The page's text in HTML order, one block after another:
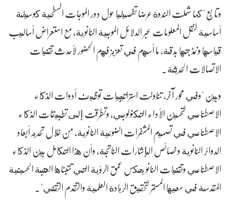
وتابع "كما شملت الندوة عرضا تفصيليا حول دور الموجات السطحية كوسيلة
أساسية لنقل المعلومات عبر الدلائل الموجية النانوية، مع استعراض أساليب
قياسها ونمذجتها بدقة، ما أسهم في تعزيز فهم الحضور لأحدث تقنيات
الاتصالات الحديثة.
وبين "وفي محور آخر، تناولت استراتيجيات توظيف أدوات الذكاء
الاصطناعي لتحسين الأداء التكنولوجي، وتطرقت إلى تطبيقات الذكاء
الاصطناعي في تصميم المشفرات الضوئية النانوية، من خلال تحديد أبعاد
الدوائر النانوية وخصائص الإشارات الناتجة، وأن هذا التكامل بين الذكاء
الاصطناعي وتقنيات النانو يعكس عمق الرؤية التي تتبناها العتبة الحسينية
المقدسة في سعيها المستمر لتحقيق الريادة العلمية والتقدم التقني".